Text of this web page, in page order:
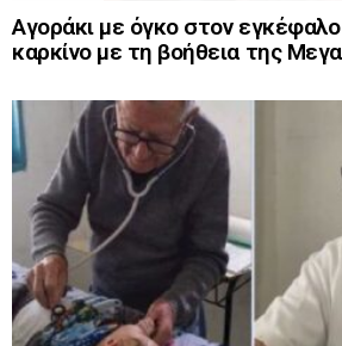
Αγοράκι με όγκο στον
καρκίνο με τη βοήθεια της